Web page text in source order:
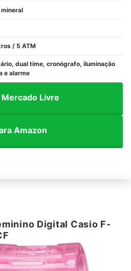
/ 5 ATM
dual time, cronógrafo, iluminação
e alarme
Mercado Livre
Amazon
Digital Casio F-